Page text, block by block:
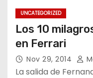
UNCATEGORIZED
Los 10
en Ferrari
Nov 29, 2014
La salida de